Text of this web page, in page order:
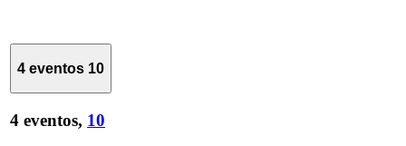
4 eventos 10
4 eventos, 10